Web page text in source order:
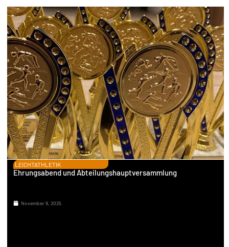
LEICHTATHLETIK
Ehrungsabend und Abteilungshauptversammlung
November 9, 2025